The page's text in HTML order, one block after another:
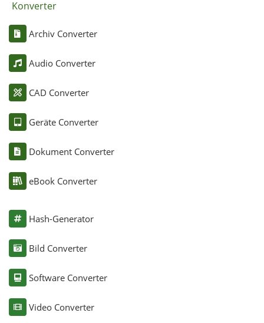
Konverter
Archiv Converter
Audio Converter
CAD Converter
Geräte Converter
Dokument Converter
eBook Converter
Hash-Generator
Bild Converter
Software Converter
Video Converter